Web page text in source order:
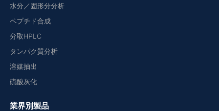
水分／固形分分析
ペプチド合成
分取HPLC
タンパク質分析
溶媒抽出
硫酸灰化
業界別製品